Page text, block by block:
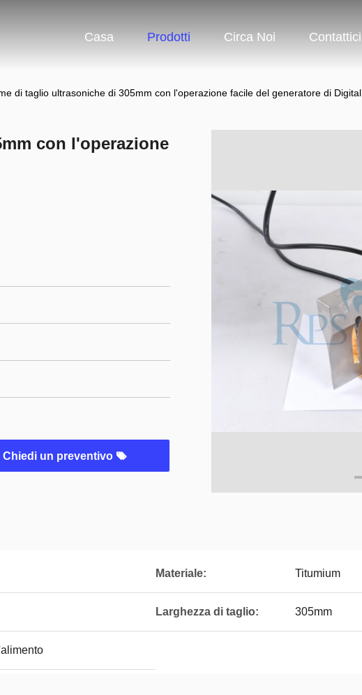
Casa Prodotti Circa Noi Contattici
di taglio ultrasoniche di 305mm con l'operazione facile del generatore di Digital
con l'operazione
Chiedi un preventivo
Materiale: Titumium
Larghezza di taglio: 305mm